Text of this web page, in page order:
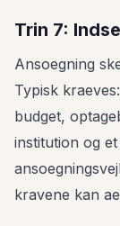
Trin 7:
Ansoegning
Typisk
budget,
institution og
kravene kan